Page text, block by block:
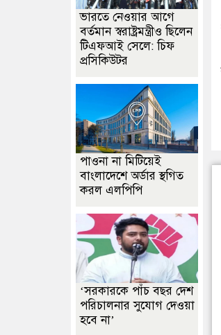
ভারতে নেওয়ার আগে
বর্তমান স্বরাষ্ট্রমন্ত্রীও ছিলেন
টিএফআই সেলে: চিফ
প্রসিকিউটর
পাওনা না মিটিয়েই
বাংলাদেশে অর্ডার স্থগিত
করল এলপিপি
‘সরকারকে পাঁচ বছর দেশ
পরিচালনার সুযোগ দেওয়া
হবে না’